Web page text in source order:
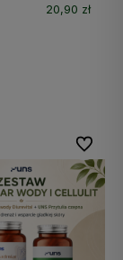
20,90 zł
Do
Do